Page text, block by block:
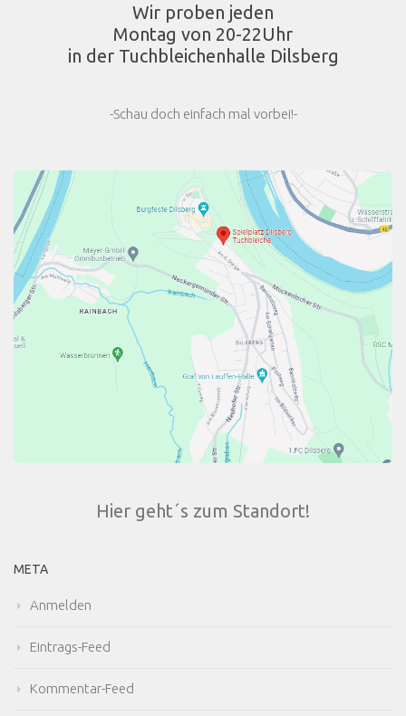
Wir proben jeden
Montag von 20-22Uhr
in der Tuchbleichenhalle Dilsberg
-Schau doch einfach mal vorbei!-
Hier geht´s zum Standort!
META
Anmelden
Eintrags-Feed
Kommentar-Feed